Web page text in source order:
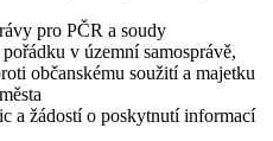
pro PČR a soudy
v územní samosprávě,
občanskému soužití a majetku
a žádostí o poskytnutí informací